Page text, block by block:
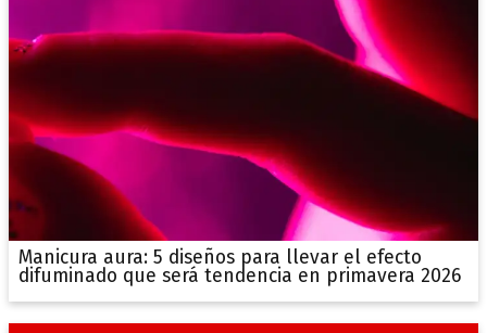
Manicura aura: 5 diseños para llevar el efecto
difuminado que será tendencia en primavera 2026